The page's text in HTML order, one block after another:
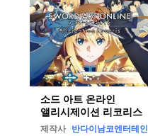
소드 아트 온라인
앨리시제이션 리코리스
제작사
반다이남코엔터테인